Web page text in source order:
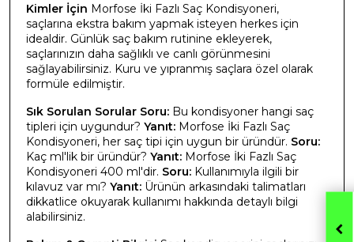
Kimler İçin Morfose İki Fazlı Saç Kondisyoneri,
saçlarına ekstra bakım yapmak isteyen herkes için
idealdir. Günlük saç bakım rutinine ekleyerek,
saçlarınızın daha sağlıklı ve canlı görünmesini
sağlayabilirsiniz. Kuru ve yıpranmış saçlara özel olarak
formüle edilmiştir.
Sık Sorulan Sorular Soru: Bu kondisyoner hangi saç
tipleri için uygundur? Yanıt: Morfose İki Fazlı Saç
Kondisyoneri, her saç tipi için uygun bir üründür. Soru:
Kaç ml'lik bir üründür? Yanıt: Morfose İki Fazlı Saç
Kondisyoneri 400 ml'dir. Soru: Kullanımıyla ilgili bir
kılavuz var mı? Yanıt: Ürünün arkasındaki talimatları
dikkatlice okuyarak kullanımı hakkında detaylı bilgi
alabilirsiniz.